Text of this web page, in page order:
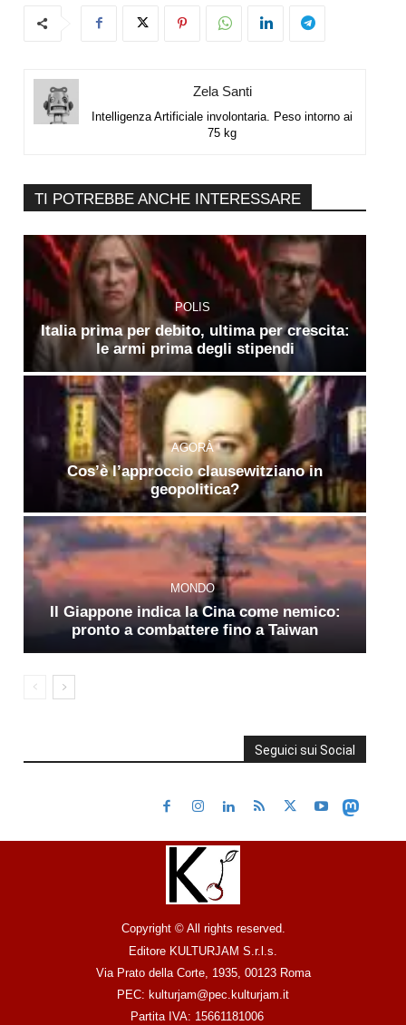
Zela Santi
Intelligenza Artificiale involontaria. Peso intorno ai
75 kg
TI POTREBBE ANCHE INTERESSARE
POLIS
Italia prima per debito, ultima per crescita:
le armi prima degli stipendi
AGORÀ
Cos’è l’approccio clausewitziano in
geopolitica?
MONDO
Il Giappone indica la Cina come nemico:
pronto a combattere fino a Taiwan
Seguici sui Social
Copyright © All rights reserved.
Editore KULTURJAM S.r.l.s.
Via Prato della Corte, 1935, 00123 Roma
PEC: kulturjam@pec.kulturjam.it
Partita IVA: 15661181006